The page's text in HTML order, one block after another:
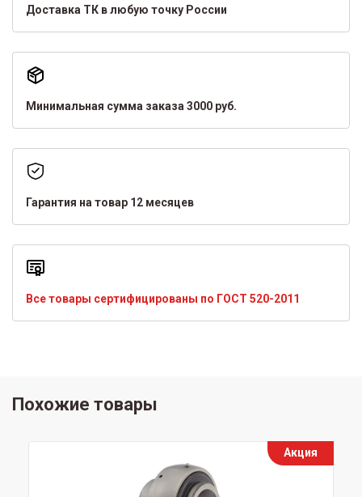
Доставка ТК в любую точку России
Минимальная сумма заказа 3000 руб.
Гарантия на товар 12 месяцев
Все товары сертифицированы по ГОСТ 520-2011
Похожие товары
Акция